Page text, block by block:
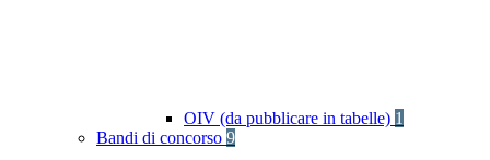
OIV (da pubblicare in tabelle) 1
Bandi di concorso 9